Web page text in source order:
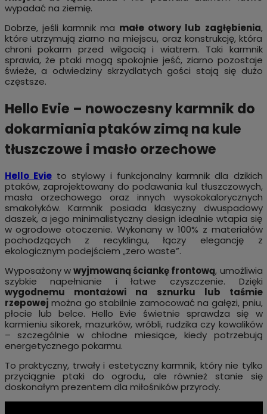
wypadać na ziemię.
Dobrze, jeśli karmnik ma małe otwory lub zagłębienia,
które utrzymują ziarno na miejscu, oraz konstrukcję, która
chroni pokarm przed wilgocią i wiatrem. Taki karmnik
sprawia, że ptaki mogą spokojnie jeść, ziarno pozostaje
świeże, a odwiedziny skrzydlatych gości stają się dużo
częstsze.
Hello Evie – nowoczesny karmnik do
dokarmiania ptaków zimą na kule
tłuszczowe i masło orzechowe
Hello Evieto stylowy i funkcjonalny karmnik dla dzikich
ptaków, zaprojektowany do podawania kul tłuszczowych,
masła orzechowego oraz innych wysokokalorycznych
smakołyków. Karmnik posiada klasyczny dwuspadowy
daszek, a jego minimalistyczny design idealnie wtapia się
w ogrodowe otoczenie. Wykonany w 100% z materiałów
pochodzących z recyklingu, łączy elegancję z
ekologicznym podejściem „zero waste”.
Wyposażony wwyjmowaną ściankę frontową, umożliwia
szybkie napełnianie i łatwe czyszczenie. Dzięki
wygodnemu montażowi na sznurku lub taśmie
rzepowej można go stabilnie zamocować na gałęzi, pniu,
płocie lub belce. Hello Evie świetnie sprawdza się w
karmieniu sikorek, mazurków, wróbli, rudzika czy kowalików
– szczególnie w chłodne miesiące, kiedy potrzebują
energetycznego pokarmu.
To praktyczny, trwały i estetyczny karmnik, który nie tylko
przyciągnie ptaki do ogrodu, ale również stanie się
doskonałym prezentem dla miłośników przyrody.